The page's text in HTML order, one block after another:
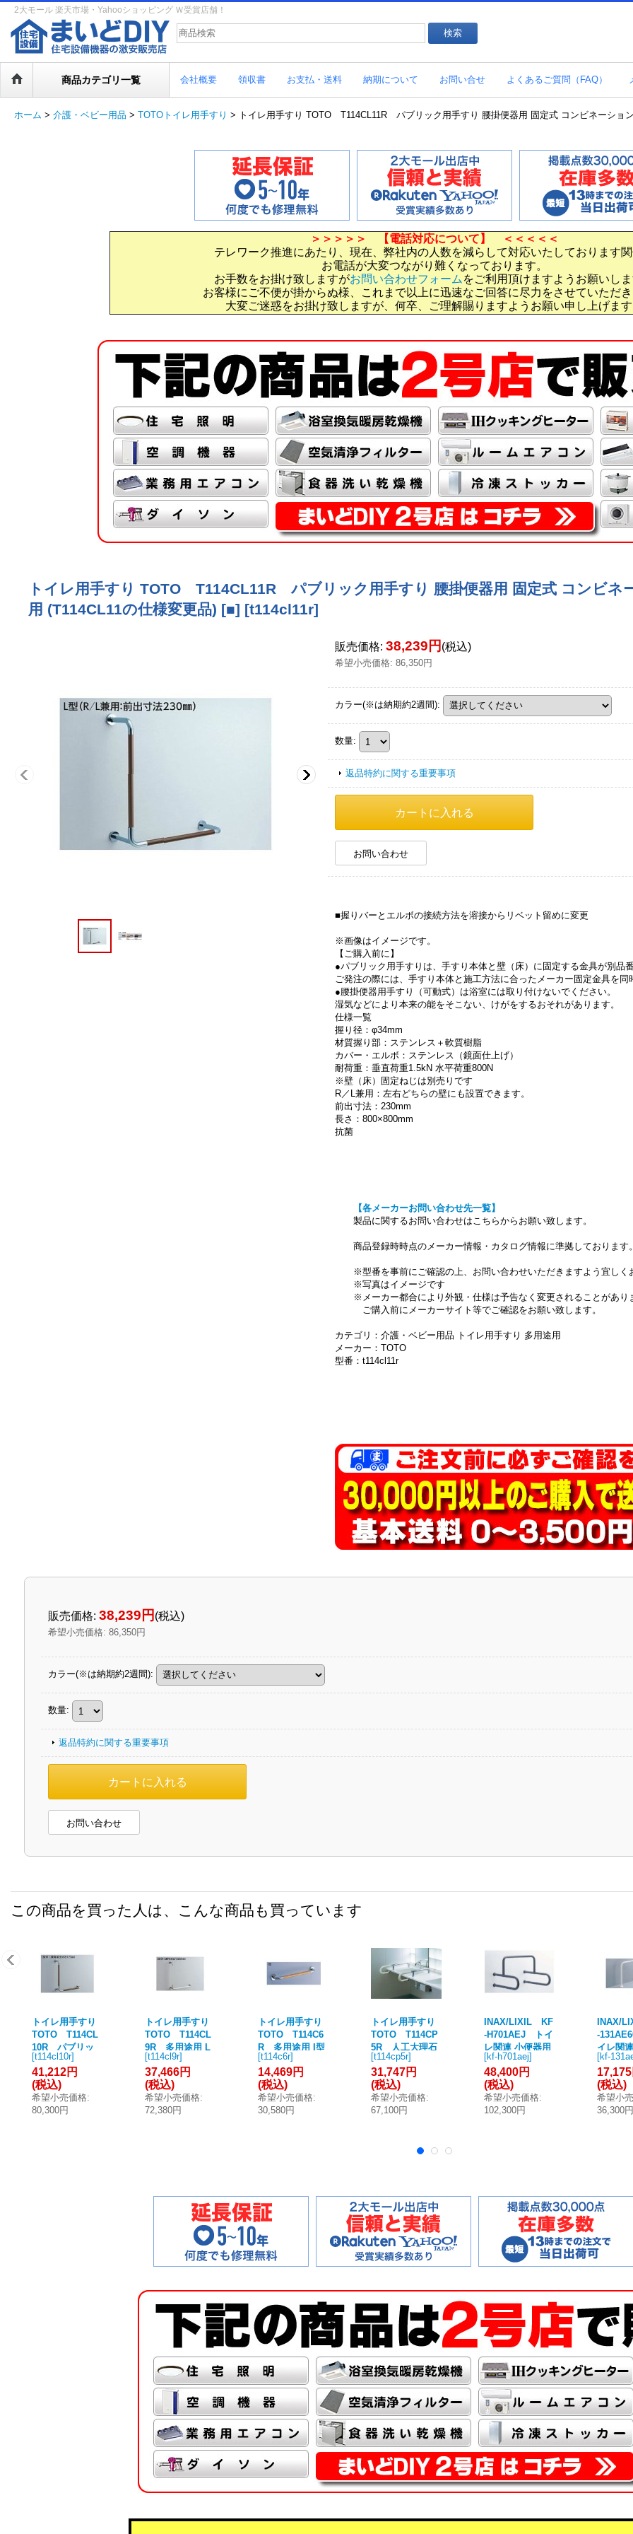
2大モール 楽天市場・Yahooショッピング Ｗ受賞店舗！
商品カテゴリ一覧 会社概要 領収書 お支払・送料 納期について お問い合せ よくあるご質問（FAQ）
ホーム > 介護・ベビー用品 > TOTOトイレ用手すり > トイレ用手すり TOTO T114CL11R パブリック用手すり 腰掛便器用 固定式 コンビネーショ
＞＞＞＞＞ 【電話対応について】 ＜＜＜＜＜
テレワーク推進にあたり、現在、弊社内の人数を減らして対応いたしております
お電話が大変つながり難くなっております。
お手数をお掛け致しますがお問い合わせフォーム をご利用頂けますようお願いしま
お客様にご不便が掛からぬ様、これまで以上に迅速なご回答に尽力をさせていただき
大変ご迷惑をお掛け致しますが、何卒、ご理解賜りますようお願い申し上げます
トイレ用手すり TOTO T114CL11R パブリック用手すり 腰掛便器用 固定式 コンビネ
用 (T114CL11の仕様変更品) [■] [t114cl11r]
販売価格: 38,239円 (税込)
希望小売価格: 86,350円
カラー(※は納期約2週間):
数量:
返品特約に関する重要事項
お問い合わせ
■握りバーとエルボの接続方法を溶接からリベット留めに変更
※画像はイメージです。
【ご購入前に】
●パブリック用手すりは、手すり本体と壁（床）に固定する金具が別品番
ご発注の際には、手すり本体と施工方法に合ったメーカー固定金具を同
●腰掛便器用手すり（可動式）は浴室には取り付けないでください。
湿気などにより本来の能をそこない、けがをするおそれがあります。
仕様一覧
握り径：φ34mm
材質握り部：ステンレス＋軟質樹脂
カバー・エルボ：ステンレス（鏡面仕上げ）
耐荷重：垂直荷重1.5kN 水平荷重800N
※壁（床）固定ねじは別売りです
R／L兼用：左右どちらの壁にも設置できます。
前出寸法：230mm
長さ：800×800mm
抗菌
【各メーカーお問い合わせ先一覧】
製品に関するお問い合わせはこちらからお願い致します。
商品登録時時点のメーカー情報・カタログ情報に準拠しております。
※型番を事前にご確認の上、お問い合わせいただきますよう宜しく
※写真はイメージです
※メーカー都合により外観・仕様は予告なく変更されることがあり
ご購入前にメーカーサイト等でご確認をお願い致します。
カテゴリ：介護・ベビー用品 トイレ用手すり 多用途用
メーカー：TOTO
型番：t114cl11r
販売価格: 38,239円 (税込)
希望小売価格: 86,350円
カラー(※は納期約2週間):
数量:
返品特約に関する重要事項
お問い合わせ
この商品を買った人は、こんな商品も買っています
トイレ用手すり
TOTO T114CL
10R パブリッ
ク用手すり 腰掛
便器用 固定式 コ
ンビネーション
タイプ φ34 L型
R/L兼用 (T114CL
[t114cl10r]
41,212円
(税込)
希望小売価格:
80,300円
トイレ用手すり
TOTO T114CL
9R 多用途用 L
型 R/L兼用 前出
寸法90mm (T114
CL9の仕様変更
品) [■]
[t114cl9r]
37,466円
(税込)
希望小売価格:
72,380円
トイレ用手すり
TOTO T114C6
R 多用途用 I型
長さ：600mm (T
114C6の仕様変
更品) [■]
[t114c6r]
14,469円
(税込)
希望小売価格:
30,580円
トイレ用手すり
TOTO T114CP
5R 人工大理石
カウンター用 [■]
[t114cp5r]
31,747円
(税込)
希望小売価格:
67,100円
INAX/LIXIL KF
-H701AEJ トイ
レ関連 小便器用
手すり [◇]
[kf-h701aej]
48,400円
(税込)
希望小売価格:
102,300円
INAX/
-
イレ関
器用手
定式樹
イプ [◇]
[kf-
17,175
(税込)
希望小
36,300円